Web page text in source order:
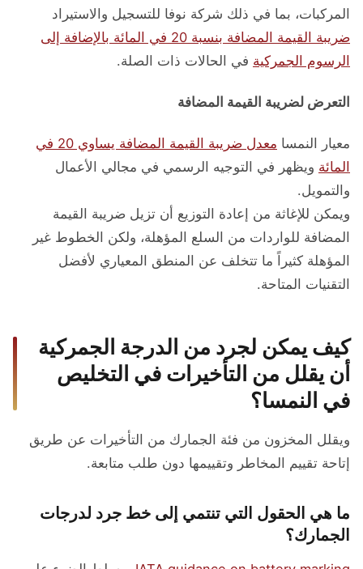
المركبات، بما في ذلك شركة نوفا للتسجيل والاستيراد
ضريبة القيمة المضافة بنسبة 20 في المائة بالإضافة إلى
الرسوم الجمركيةفي الحالات ذات الصلة.
التعرض لضريبة القيمة المضافة
معيار النمسا
معدل ضريبة القيمة المضافة يساوي 20 في
المائةويظهر في التوجيه الرسمي في مجالي الأعمال
والتمويل.
ويمكن للإغاثة من إعادة التوزيع أن تزيل ضريبة القيمة
المضافة للواردات من السلع المؤهلة، ولكن الخطوط غير
المؤهلة كثيراً ما تتخلف عن المنطق المعياري لأفضل
التقنيات المتاحة.
كيف يمكن لجرد من الدرجة الجمركية
أن يقلل من التأخيرات في التخليص
في النمسا؟
ويقلل المخزون من فئة الجمارك من التأخيرات عن طريق
إتاحة تقييم المخاطر وتقييمها دون طلب متابعة.
ما هي الحقول التي تنتمي إلى خط جرد لدرجات
الجمارك؟